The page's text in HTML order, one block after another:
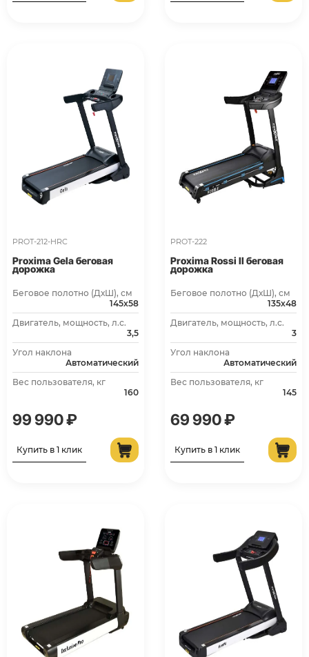
PROT-212-HRC
Proxima Gela беговая
дорожка
Беговое полотно (ДхШ), см
145х58
Двигатель, мощность, л.с.
3,5
Угол наклона
Автоматический
Вес пользователя, кг
160
99 990 ₽
Купить в 1 клик
PROT-222
Proxima Rossi II беговая
дорожка
Беговое полотно (ДхШ), см
135х48
Двигатель, мощность, л.с.
3
Угол наклона
Автоматический
Вес пользователя, кг
145
69 990 ₽
Купить в 1 клик